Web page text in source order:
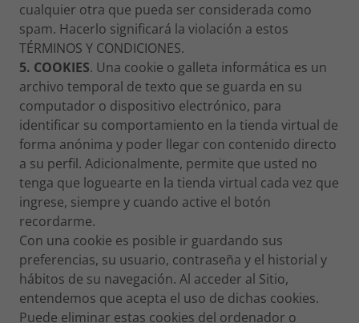
cualquier otra que pueda ser considerada como
spam. Hacerlo significará la violación a estos
TÉRMINOS Y CONDICIONES.
5. COOKIES. Una cookie o galleta informática es un
archivo temporal de texto que se guarda en su
computador o dispositivo electrónico, para
identificar su comportamiento en la tienda virtual de
forma anónima y poder llegar con contenido directo
a su perfil. Adicionalmente, permite que usted no
tenga que loguearte en la tienda virtual cada vez que
ingrese, siempre y cuando active el botón
recordarme.
Con una cookie es posible ir guardando sus
preferencias, su usuario, contraseña y el historial y
hábitos de su navegación. Al acceder al Sitio,
entendemos que acepta el uso de dichas cookies.
Puede eliminar estas cookies del ordenador o